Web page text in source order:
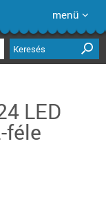
menü
Keresés
LED
féle